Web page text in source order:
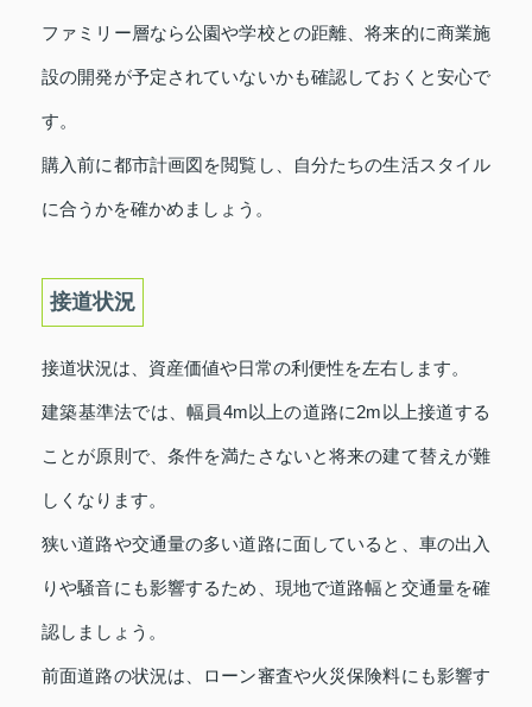
ファミリー層なら公園や学校との距離、将来的に商業施
設の開発が予定されていないかも確認しておくと安心で
す。
購入前に都市計画図を閲覧し、自分たちの生活スタイル
に合うかを確かめましょう。
接道状況
接道状況は、資産価値や日常の利便性を左右します。
建築基準法では、幅員4m以上の道路に2m以上接道する
ことが原則で、条件を満たさないと将来の建て替えが難
しくなります。
狭い道路や交通量の多い道路に面していると、車の出入
りや騒音にも影響するため、現地で道路幅と交通量を確
認しましょう。
前面道路の状況は、ローン審査や火災保険料にも影響す